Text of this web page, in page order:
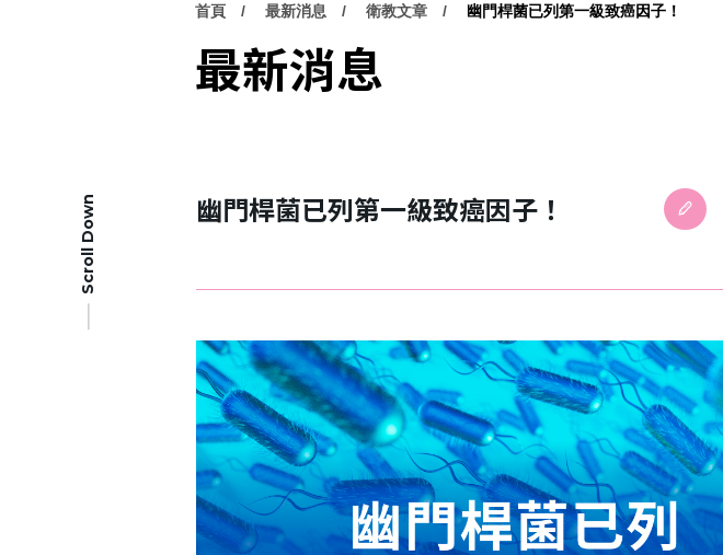
首頁 最新消息 衛教文章 幽門桿菌已列第一級致癌因子！
最新消息
Scroll Down 幽門桿菌已列第一級致癌因子！